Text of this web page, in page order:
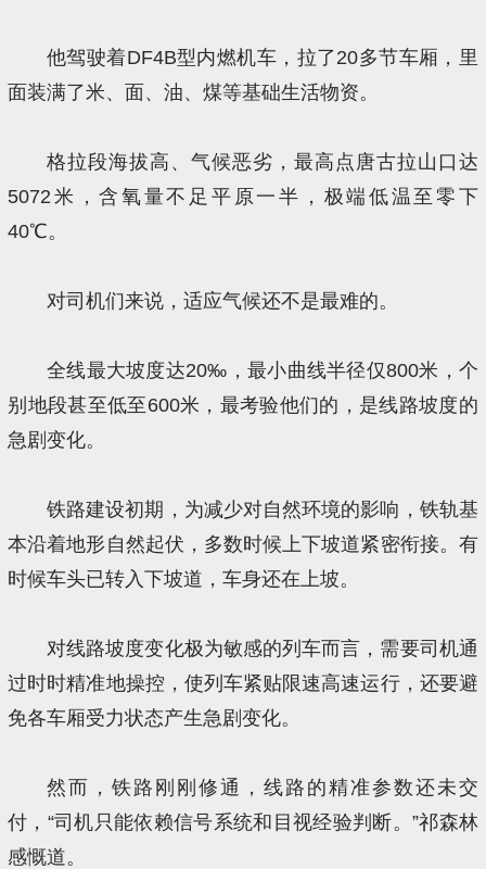
他驾驶着DF4B型内燃机车，拉了20多节车厢，里
面装满了米、面、油、煤等基础生活物资。
格拉段海拔高、气候恶劣，最高点唐古拉山口达
5072米，含氧量不足平原一半，极端低温至零下
40℃。
对司机们来说，适应气候还不是最难的。
全线最大坡度达20‰，最小曲线半径仅800米，个
别地段甚至低至600米，最考验他们的，是线路坡度的
急剧变化。
铁路建设初期，为减少对自然环境的影响，铁轨基
本沿着地形自然起伏，多数时候上下坡道紧密衔接。有
时候车头已转入下坡道，车身还在上坡。
对线路坡度变化极为敏感的列车而言，需要司机通
过时时精准地操控，使列车紧贴限速高速运行，还要避
免各车厢受力状态产生急剧变化。
然而，铁路刚刚修通，线路的精准参数还未交
付，“司机只能依赖信号系统和目视经验判断。”祁森林
感慨道。